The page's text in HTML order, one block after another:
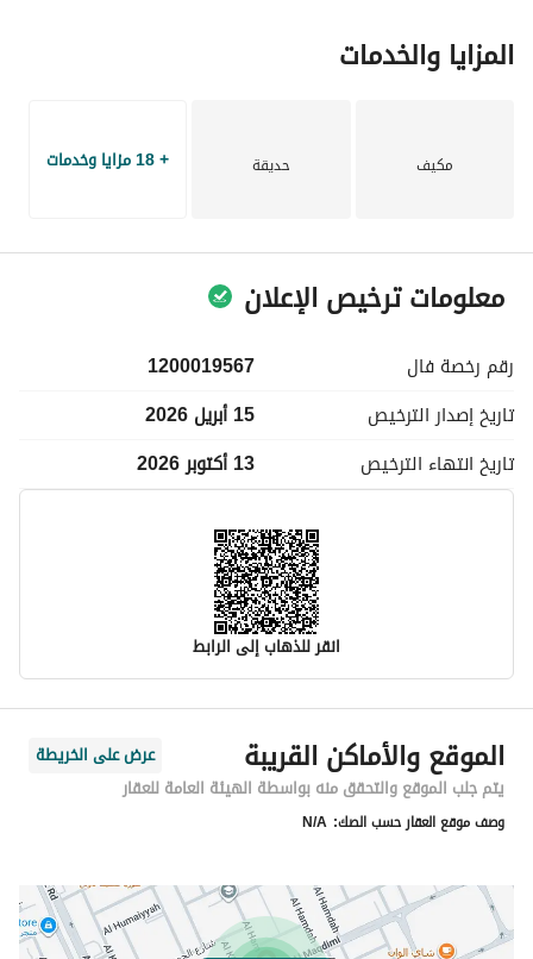
يومك.
المزايا والخدمات
مكيف حديقة + 18 مزايا وخدمات
معلومات ترخيص الإعلان
رقم رخصة فال
1200019567
تاريخ إصدار الترخيص
15 أبريل 2026
تاريخ انتهاء الترخيص 13 أكتوبر 2026
انقر للذهاب إلى الرابط
معلومات مسؤول الإعلان
اسم المسؤول
موسى محمد لاحق الحساني
رقم المسؤول
0597834173
الموقع
الموقع والأماكن القريبة
عرض على الخريطة
يتم جلب الموقع والتحقق منه بواسطة الهيئة العامة للعقار
وصف موقع العقار حسب الصك: N/A